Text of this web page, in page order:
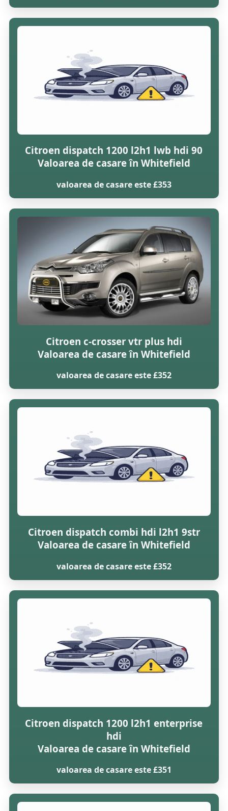
Citroen dispatch 1200 l2h1 lwb hdi 90
Valoarea de casare în Whitefield
valoarea de casare este £353
Citroen c-crosser vtr plus hdi
Valoarea de casare în Whitefield
valoarea de casare este £352
Citroen dispatch combi hdi l2h1 9str
Valoarea de casare în Whitefield
valoarea de casare este £352
Citroen dispatch 1200 l2h1 enterprise
hdi
Valoarea de casare în Whitefield
valoarea de casare este £351